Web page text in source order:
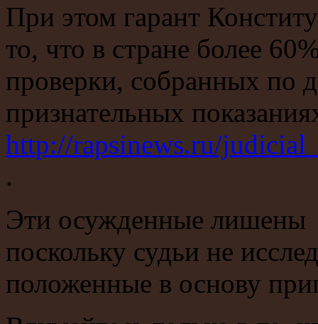
При этом гарант
то, что в стране более
проверки, собранных по
признательных
http://rapsinews.ru/
.
Эти осужденные лишены
поскольку судьи не
положенные в основу